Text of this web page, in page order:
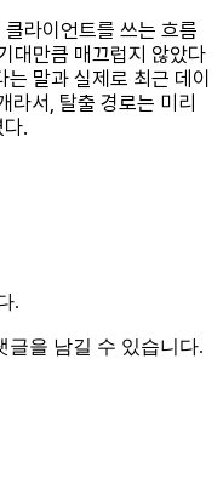
라이언트를 쓰는 흐름
대만큼 매끄럽지 않았다
말과 실제로 최근 데이
라서, 탈출 경로는 미리
.
.
글을 남길 수 있습니다.